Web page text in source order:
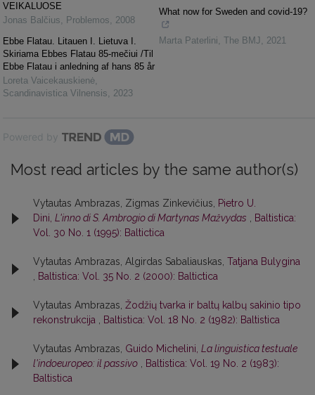
VEIKALUOSE
Jonas Balčius, Problemos, 2008
Ebbe Flatau. Litauen I. Lietuva I.
Skiriama Ebbes Flatau 85-mečiui /Til
Ebbe Flatau i anledning af hans 85 år
Loreta Vaicekauskienė,
Scandinavistica Vilnensis, 2023
What now for Sweden and covid-19?
Marta Paterlini, The BMJ, 2021
Powered by
Most read articles by the same author(s)
Vytautas Ambrazas, Zigmas Zinkevičius,
Pietro U.
Dini, L'inno di S. Ambrogio di Martynas Mažvydas
Baltistica:
Vol. 30 No. 1 (1995): Baltictica
Vytautas Ambrazas, Algirdas Sabaliauskas, Tatjana Bulygina
Baltistica: Vol. 35 No. 2 (2000): Baltictica
Vytautas Ambrazas, Žodžių tvarka ir baltų kalbų sakinio tipo
rekonstrukcija
Baltistica: Vol. 18 No. 2 (1982): Baltistica
Vytautas Ambrazas, Guido Michelini, La linguistica testuale
l'indoeuropeo: il passivo
Baltistica: Vol. 19 No. 2 (1983):
Baltistica